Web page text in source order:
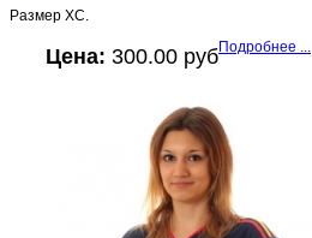
Размер ХС.
Цена: 300.00 рубПодробнее ...